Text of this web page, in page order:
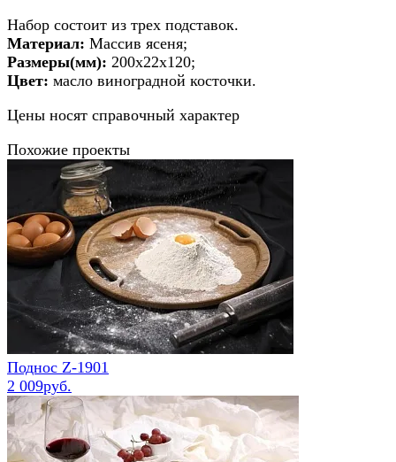
Набор состоит из трех подставок.
Материал: Массив ясеня;
Размеры(мм): 200х22х120;
Цвет: масло виноградной косточки.
Цены носят справочный характер
Похожие проекты
Поднос Z-1901
2 009руб.